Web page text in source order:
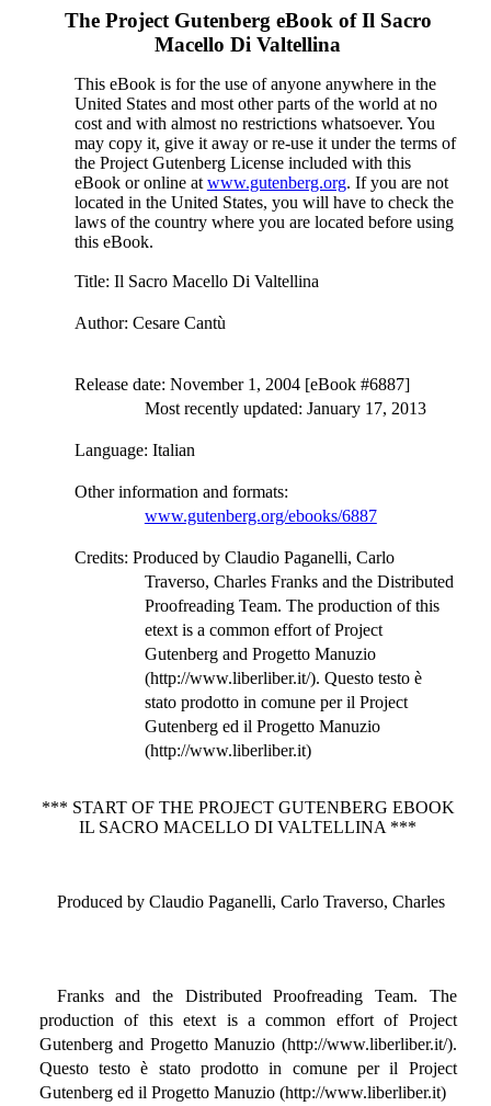
The Project Gutenberg eBook ofIl Sacro
Macello Di Valtellina
This eBook is for the use of anyone anywhere in the
United States and most other parts of the world at no
cost and with almost no restrictions whatsoever. You
may copy it, give it away or re-use it under the terms of
the Project Gutenberg License included with this
eBook or online at www.gutenberg.org. If you are not
located in the United States, you will have to check the
laws of the country where you are located before using
this eBook.
Title: Il Sacro Macello Di Valtellina
Author: Cesare Cantù
Release date: November 1, 2004 [eBook #6887]
Most recently updated: January 17, 2013
Language: Italian
Other information and formats:
www.gutenberg.org/ebooks/6887
Credits: Produced by Claudio Paganelli, Carlo
Traverso, Charles Franks and the Distributed
Proofreading Team. The production of this
etext is a common effort of Project
Gutenberg and Progetto Manuzio
(http://www.liberliber.it/). Questo testo è
stato prodotto in comune per il Project
Gutenberg ed il Progetto Manuzio
(http://www.liberliber.it)
*** START OF THE PROJECT GUTENBERG EBOOK
IL SACRO MACELLO DI VALTELLINA ***
Produced by Claudio Paganelli, Carlo Traverso, Charles
Franks and the Distributed Proofreading Team. The
production of this etext is a common effort of Project
Gutenberg and Progetto Manuzio (http://www.liberliber.it/).
Questo testo è stato prodotto in comune per il Project
Gutenberg ed il Progetto Manuzio (http://www.liberliber.it)